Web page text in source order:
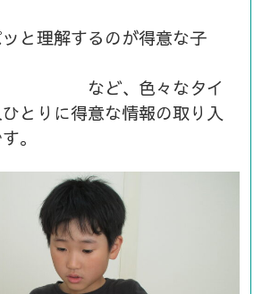
と理解するのが得意な子
色々なタイ
とりに得意な情報の取り入
。